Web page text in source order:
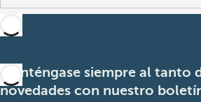
Manténgase siempre al tanto
novedades con nuestro